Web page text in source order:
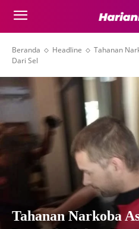
Beranda Headline
Tahanan
Dari Sel
Tahanan Narkoba